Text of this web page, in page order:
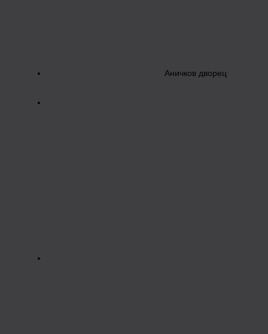
Аничков дворец